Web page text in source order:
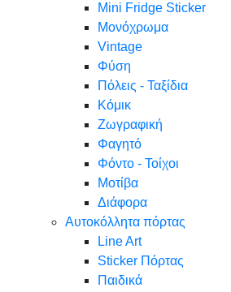
Mini Fridge Sticker
Μονόχρωμα
Vintage
Φύση
Πόλεις - Ταξίδια
Κόμικ
Ζωγραφική
Φαγητό
Φόντο - Τοίχοι
Μοτίβα
Διάφορα
Αυτοκόλλητα πόρτας
Line Art
Sticker Πόρτας
Παιδικά